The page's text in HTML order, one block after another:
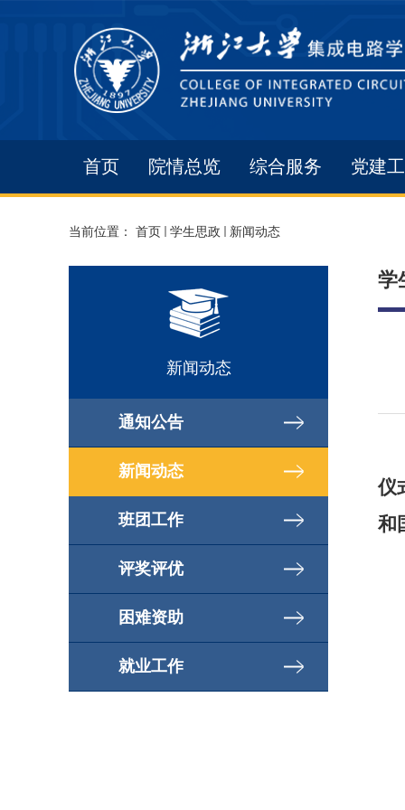
首页 院情总览 综合服务 党建
当前位置： 首页 学生思政 新闻动态
新闻动态
通知公告
新闻动态
班团工作
评奖评优
困难资助
就业工作
学
仪
和